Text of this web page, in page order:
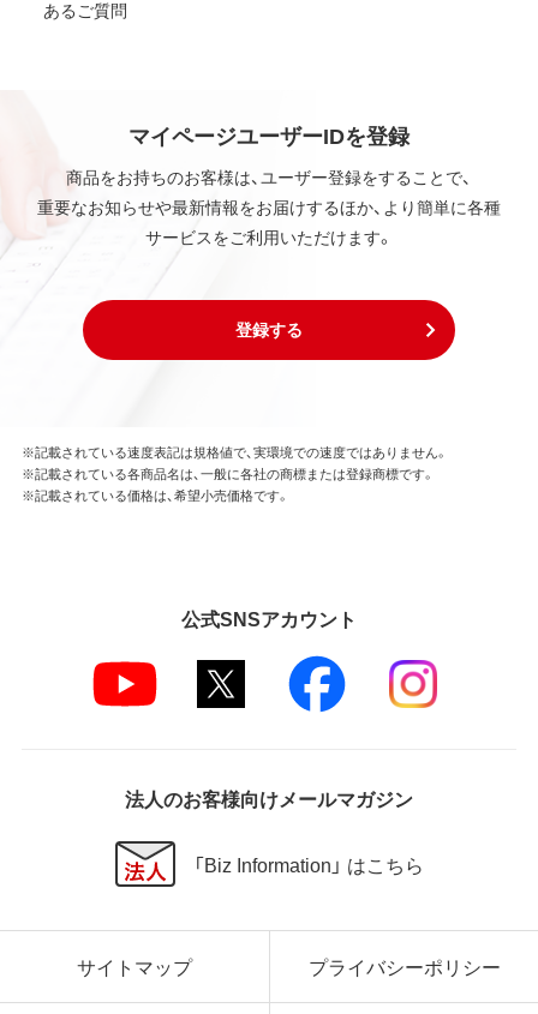
あるご質問
マイページユーザーIDを登録
商品をお持ちのお客様は、ユーザー登録をすることで、
重要なお知らせや最新情報をお届けするほか、より簡単に各種
サービスをご利用いただけます。
登録する
※記載されている速度表記は規格値で、実環境での速度ではありません。
※記載されている各商品名は、一般に各社の商標または登録商標です。
※記載されている価格は、希望小売価格です。
公式SNSアカウント
法人のお客様向けメールマガジン
「Biz Information」 はこちら
サイトマップ プライバシーポリシー